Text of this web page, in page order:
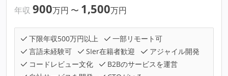
年収 900万円 〜 1,500万円
下限年収500万円以上
一部リモート可
言語未経験可
SIer在籍者歓迎
アジャイル開発
コードレビュー文化
B2Bのサービスを運営